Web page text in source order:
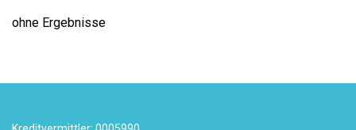
ohne Ergebnisse